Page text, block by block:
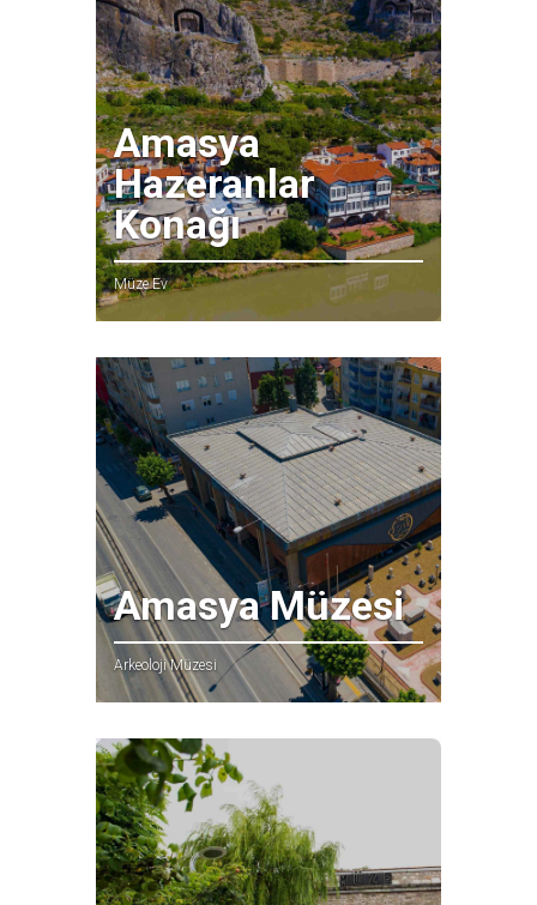
Amasya
Hazeranlar
Konağı
Müze Ev
Amasya Müzesi
Arkeoloji Müzesi